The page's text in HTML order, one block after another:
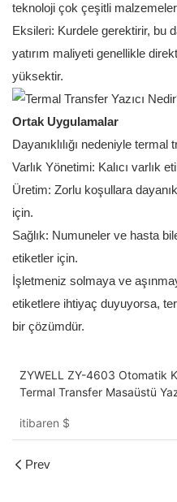
teknoloji çok çeşitli
Eksileri: Kurdele gerektirir, bu
yatırım maliyeti genellikle
yüksektir.
Ortak Uygulamalar
Dayanıklılığı nedeniyle termal
Varlık Yönetimi: Kalıcı varlık
Üretim: Zorlu koşullara
için.
Sağlık: Numuneler ve hasta
etiketler için.
İşletmeniz solmaya ve
etiketlere ihtiyaç duyuyorsa,
bir çözümdür.
ZYWELL ZY-4603 Otomatik
Termal Transfer Masaüstü
itibaren $
Prev